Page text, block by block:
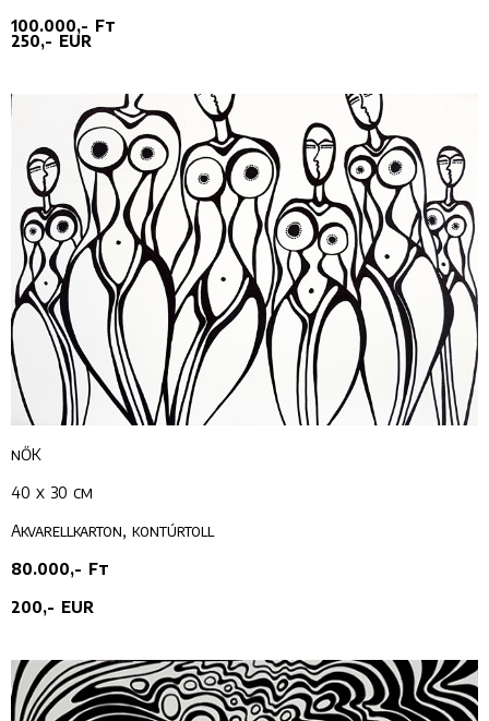
100.000,- Ft
250,- EUR
nŐK
40 x 30 cm
Akvarellkarton, kontúrtoll
80.000,- Ft
200,- EUR